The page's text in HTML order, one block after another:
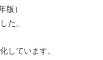
版）
た。
しています。